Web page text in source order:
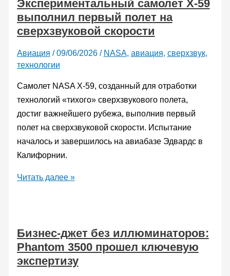
первый
в
мире
полет
на
твердотельных
аккумуляторах
Экспериментальный самолет X-59
выполнил первый полет на
сверхзвуковой скорости
Авиация /09/06/2026 / NASA, авиация, сверхзвук,
технологии
Самолет NASA X-59, созданный для отработки
технологий «тихого» сверхзвукового полета,
достиг важнейшего рубежа, выполнив первый
полет на сверхзвуковой скорости. Испытание
началось и завершилось на авиабазе Эдвардс в
Калифорнии.
Экспериментальный
выполнил
первый
полет
Читать далее »
Бизнес-джет без иллюминаторов:
Phantom 3500 прошел ключевую
экспертизу